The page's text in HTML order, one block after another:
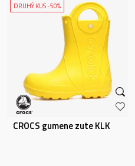
DRUHÝ KUS -50%
CROCS gumene zute KLK